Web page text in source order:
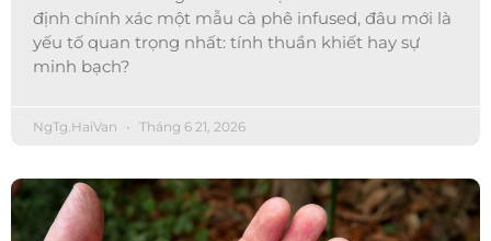
định chính xác một mẫu cà phê infused, đâu mới là
yếu tố quan trọng nhất: tính thuần khiết hay sự
minh bạch?
NgTg.HaiVan Tháng 6 21, 2026